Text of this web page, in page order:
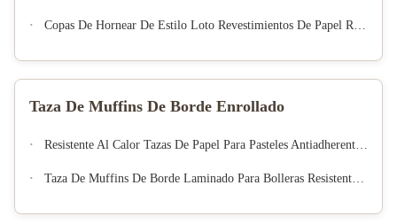
Copas De Hornear De Estilo Loto Revestimientos De Papel Resistentes A Altas Temperaturas Papel De Hornear Certificado FDA Y FSC Copas De Hornear De Loto Coloridas
Taza De Muffins De Borde Enrollado
Resistente Al Calor Tazas De Papel Para Pasteles Antiadherentes Revestidores De Tazas Para Muffins Desechables Portadores De Horno Seguros Para Alimentos
Taza De Muffins De Borde Laminado Para Bolleras Resistente A La Grasa Y Recubrimientos Desechables De Calidad Alimenticia Premium